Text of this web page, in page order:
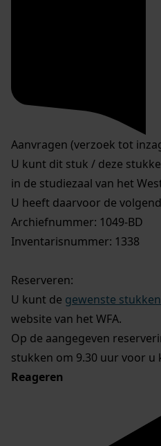
Aanvragen (verzoek tot
U kunt dit stuk / deze
in de studiezaal van het
U heeft daarvoor de
Archiefnummer: 1049-BD
Inventarisnummer: 1338
Reserveren:
U kunt de gewenste stukken
website van het WFA.
Op de aangegeven
stukken om 9.30 uur voor u
Reageren